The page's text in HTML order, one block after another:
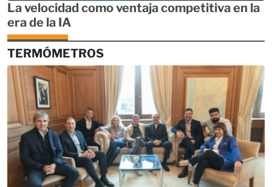
La velocidad como ventaja competitiva en la
era de la IA
TERMÓMETROS